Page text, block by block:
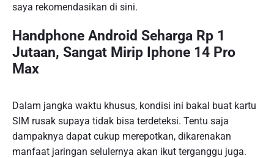
saya rekomendasikan di sini.
Handphone Android Seharga Rp 1
Jutaan, Sangat Mirip Iphone 14 Pro
Max
Dalam jangka waktu khusus, kondisi ini bakal buat kartu
SIM rusak supaya tidak bisa terdeteksi. Tentu saja
dampaknya dapat cukup merepotkan, dikarenakan
manfaat jaringan selulernya akan ikut terganggu juga.